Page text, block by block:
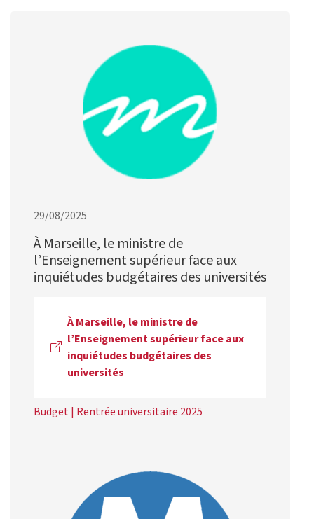
29/08/2025
À Marseille, le ministre de
l’Enseignement supérieur face aux
inquiétudes budgétaires des universités
À Marseille, le ministre de
l’Enseignement supérieur face aux
inquiétudes budgétaires des
universités
Budget| Rentrée universitaire 2025